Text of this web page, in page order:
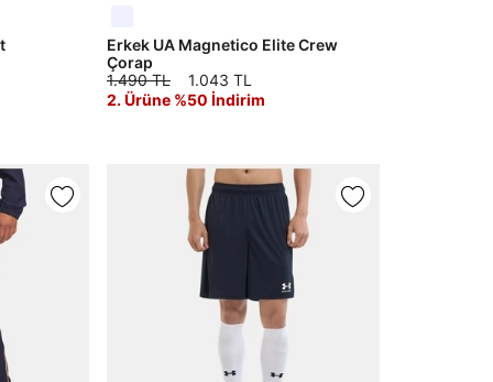
Erkek UA Magnetico Elite Crew
Çorap
1.490 TL
1.043 TL
2. Ürüne %50 İndirim